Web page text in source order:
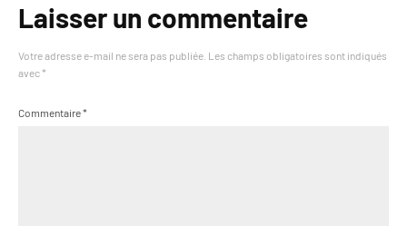
Laisser un commentaire
Votre adresse e-mail ne sera pas publiée. Les champs obligatoires sont indiqués
avec *
Commentaire*